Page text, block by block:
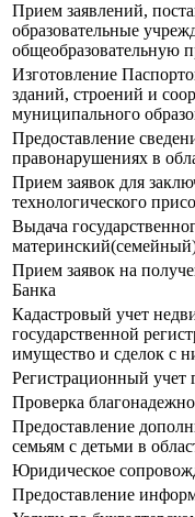
Прием заявлений,
образовательные
общеобразовательную
Изготовление
зданий, строений и
муниципального
Предоставление
правонарушениях в
Прием заявок для
технологического
Выдача
Прием заявок на
Банка
Кадастровый учет
государственной
имущество и сделок с
Регистрационный учет
Проверка
Предоставление
семьям с детьми в
Юридическое
Предоставление